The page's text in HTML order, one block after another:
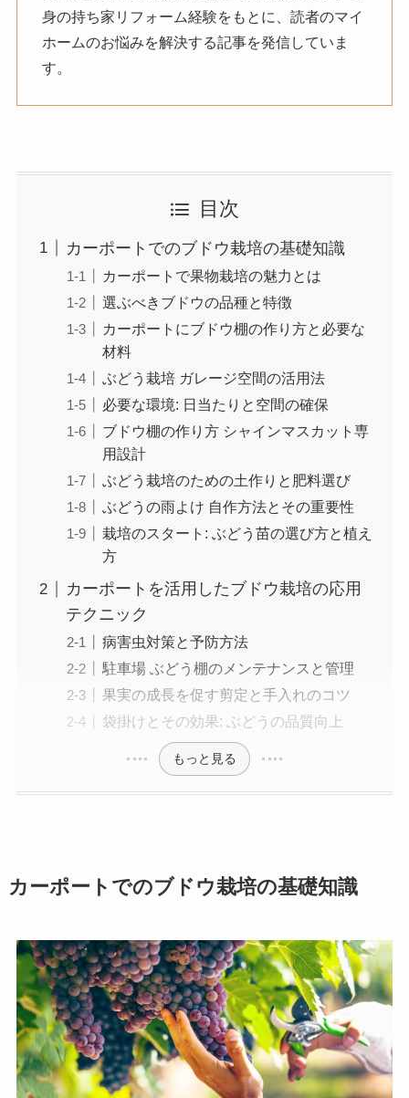
身の持ち家リフォーム経験をもとに、読者のマイ
ホームのお悩みを解決する記事を発信していま
す。
目次
カーポートでのブドウ栽培の基礎知識
カーポートで果物栽培の魅力とは
選ぶべきブドウの品種と特徴
カーポートにブドウ棚の作り方と必要な
材料
ぶどう栽培 ガレージ空間の活用法
必要な環境: 日当たりと空間の確保
ブドウ棚の作り方 シャインマスカット専
用設計
ぶどう栽培のための土作りと肥料選び
ぶどうの雨よけ 自作方法とその重要性
栽培のスタート: ぶどう苗の選び方と植え
方
カーポートを活用したブドウ栽培の応用
テクニック
病害虫対策と予防方法
駐車場 ぶどう棚のメンテナンスと管理
果実の成長を促す剪定と手入れのコツ
袋掛けとその効果: ぶどうの品質向上
もっと見る
カーポートでのブドウ栽培の基礎知識